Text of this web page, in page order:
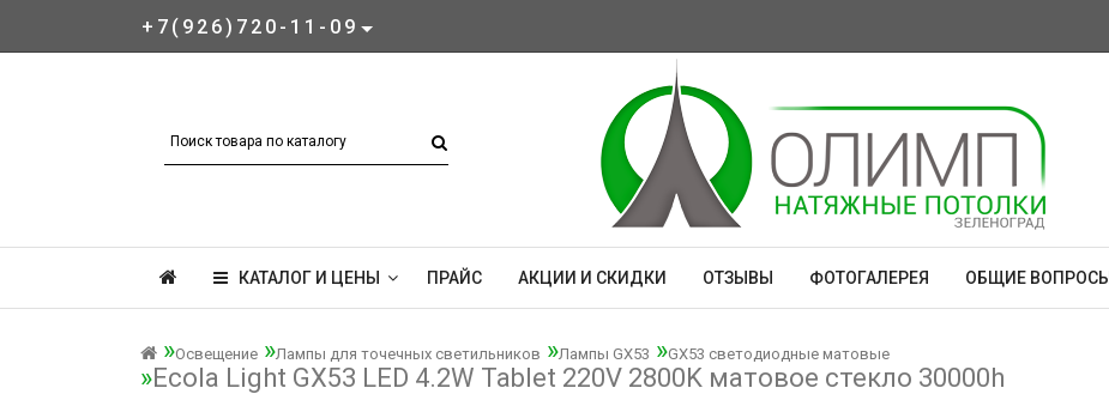
+7(926)720-11-09
КАТАЛОГ И ЦЕНЫ ПРАЙС АКЦИИ И СКИДКИ ОТЗЫВЫ ФОТОГАЛЕРЕЯ ОБЩИЕ ВОПРОСЫ
Освещение Лампы для точечных светильников Лампы GX53 GX53 светодиодные матовые
Ecola Light GX53 LED 4.2W Tablet 220V 2800K матовое стекло 30000h